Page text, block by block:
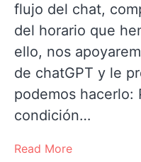
flujo del chat,
del horario que
ello, nos
de chatGPT y le
podemos hacerlo:
condición…
Read More